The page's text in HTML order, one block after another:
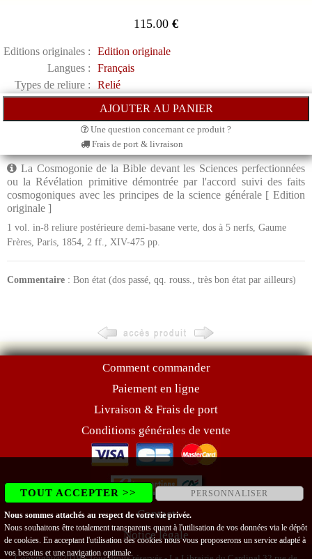
115.00 €
Editions originales :
Edition originale
Langues :
Français
Types de reliure :
Relié
Une question concernant ce produit ?
Frais de port & livraison
La Cosmogonie de la Bible devant les Sciences perfectionnées
ou la Révélation primitive démontrée par l'accord suivi des faits
cosmogoniques avec les principes de la science générale [ Edition
originale ]
1 vol. in-8 reliure postérieure demi-basane verte, dos à 5 nerfs, Gaume
Frères, Paris, 1854, 2 ff., XIV-475 pp.
Commentaire : Bon état (dos passé, qq. rouss., très bon état par ailleurs)
Comment commander
Paiement en ligne
Livraison & Frais de port
Conditions générales de vente
Contact
Notice légale
TOUT ACCEPTER >> PERSONNALISER
Nous sommes attachés au respect de votre vie privée.
Nous souhaitons être totalement transparents quant à l'utilisation de vos données via le dépôt
de cookies. En acceptant l'utilisation des cookies nous vous proposerons un service adapté à
vos besoins et une navigation optimale.